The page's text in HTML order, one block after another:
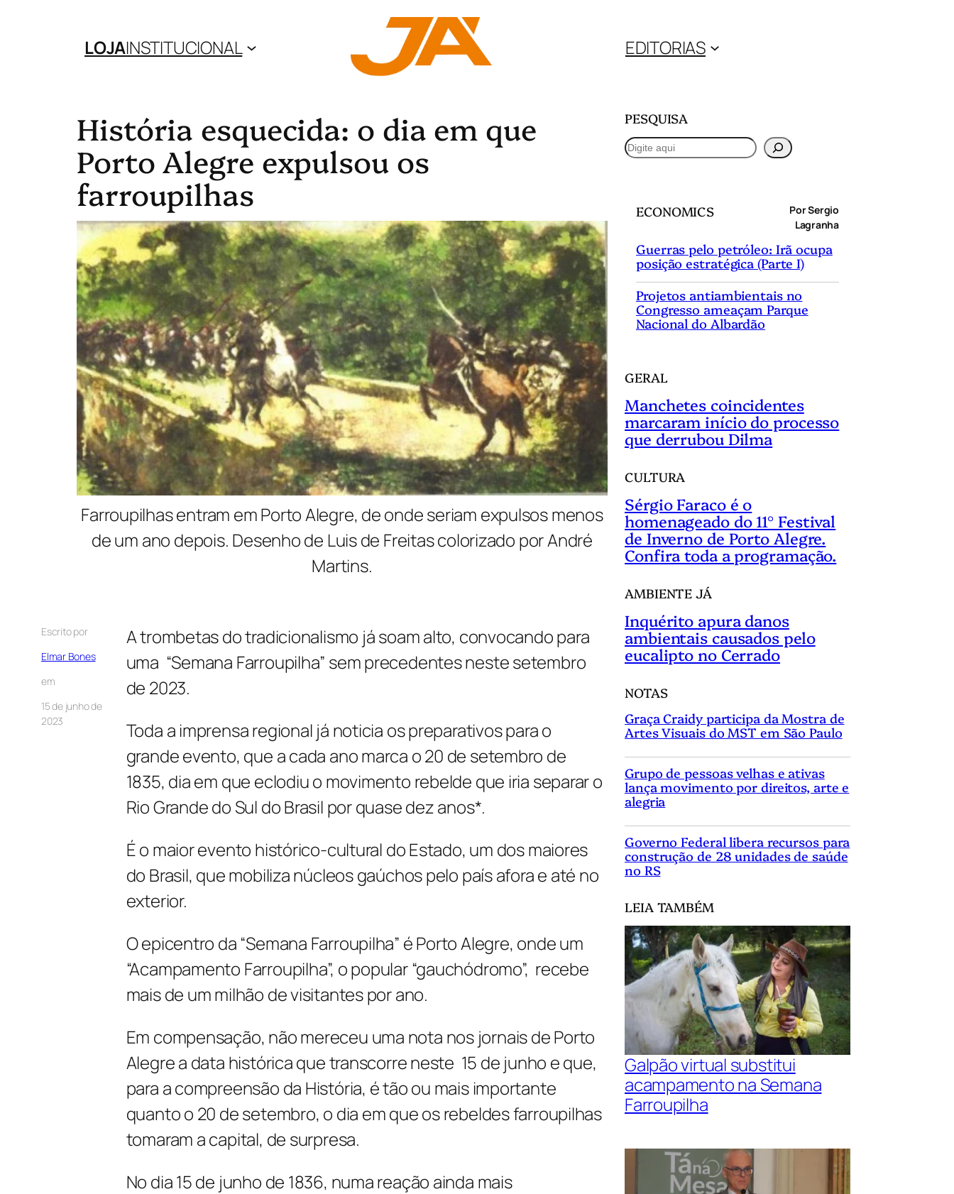
LOJAINSTITUCIONAL EDITORIAS
História esquecida: o dia em que
Porto Alegre expulsou os
farroupilhas
Farroupilhas entram em Porto Alegre, de onde seriam expulsos menos
de um ano depois. Desenho de Luis de Freitas colorizado por André
Martins.
Escrito por
Elmar Bones
em
15 de junho de
2023
A trombetas do tradicionalismo já soam alto, convocando para
uma “Semana Farroupilha” sem precedentes neste setembro
de 2023.
Toda a imprensa regional já noticia os preparativos para o
grande evento, que a cada ano marca o 20 de setembro de
1835, dia em que eclodiu o movimento rebelde que iria separar o
Rio Grande do Sul do Brasil por quase dez anos*.
É o maior evento histórico-cultural do Estado, um dos maiores
do Brasil, que mobiliza núcleos gaúchos pelo país afora e até no
exterior.
O epicentro da “Semana Farroupilha” é Porto Alegre, onde um
“Acampamento Farroupilha”, o popular “gauchódromo”, recebe
mais de um milhão de visitantes por ano.
Em compensação, não mereceu uma nota nos jornais de Porto
Alegre a data histórica que transcorre neste 15 de junho e que,
para a compreensão da História, é tão ou mais importante
quanto o 20 de setembro, o dia em que os rebeldes farroupilhas
tomaram a capital, de surpresa.
No dia 15 de junho de 1836, numa reação ainda mais
PESQUISA
P
ECONOMICS
Por Sergio
Lagranha
Guerras pelo petróleo: Irã ocupa
posição estratégica (Parte I)
Projetos antiambientais no
Congresso ameaçam Parque
Nacional do Albardão
GERAL
Manchetes coincidentes
marcaram início do processo
que derrubou Dilma
CULTURA
Sérgio Faraco é o
homenageado do 11° Festival
de Inverno de Porto Alegre.
Confira toda a programação.
AMBIENTE JÁ
Inquérito apura danos
ambientais causados pelo
eucalipto no Cerrado
NOTAS
Graça Craidy participa da Mostra de
Artes Visuais do MST em São Paulo
Grupo de pessoas velhas e ativas
lança movimento por direitos, arte e
alegria
Governo Federal libera recursos para
construção de 28 unidades de saúde
no RS
LEIA TAMBÉM
Galpão virtual substitui
acampamento na Semana
Farroupilha